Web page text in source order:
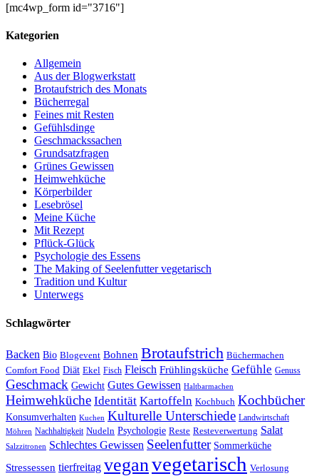
[mc4wp_form id="3716"]
Kategorien
Allgemein
Aus der Blogwerkstatt
Brotaufstrich des Monats
Bücherregal
Feines mit Resten
Gefühlsdinge
Geschmackssachen
Grundsatzfragen
Grünes Gewissen
Heimwehküche
Körperbilder
Lesebrösel
Meine Küche
Mit Rezept
Pflück-Glück
Psychologie des Essens
The Making of Seelenfutter vegetarisch
Tradition und Kultur
Unterwegs
Schlagwörter
Backen Bio Blogevent Bohnen Brotaufstrich Büchermachen
Comfort Food Diät Ekel Fisch Fleisch Frühlingsküche Gefühle Genuss
Geschmack Gewicht Gutes Gewissen Haltbarmachen
Heimwehküche Identität Kartoffeln Kochbuch Kochbücher
Konsumverhalten Kuchen Kulturelle Unterschiede Landwirtschaft
Möhren Nachhaltigkeit Nudeln Psychologie Reste Resteverwertung Salat
Salzzitronen Schlechtes Gewissen Seelenfutter Sommerküche
Stressessen tierfreitag veganvegetarisch Verlosung